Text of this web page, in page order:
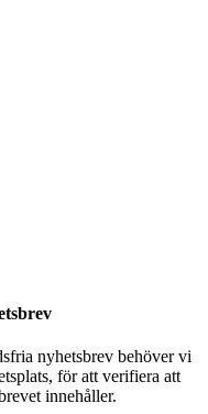
nyhetsbrev behöver vi
för att verifiera att
innehåller.